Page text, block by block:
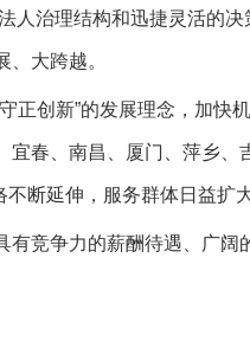
人治理结构和迅捷灵活的
大跨越。
创新”的发展理念，加快
春、南昌、厦门、萍乡、
断延伸，服务群体日益扩大
竞争力的薪酬待遇、广阔